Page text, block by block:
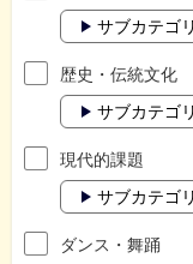
サブカテゴ
歴史・伝統文化
サブカテゴ
現代的課題
サブカテゴ
ダンス・舞踊